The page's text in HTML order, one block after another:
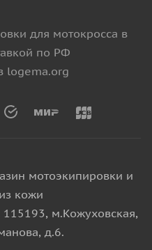
для мотокросса в
по РФ
logema.org
мотоэкипировки и
кожи
м.Кожуховская,
д.6.